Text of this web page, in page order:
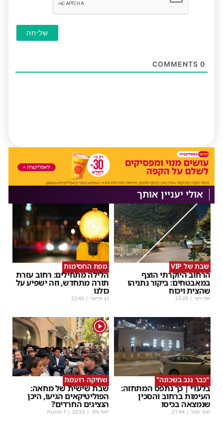
0
אולי יעניין אותך
שבת של VIP
הרחוב היוקרתי הוצף
במאבטחים: ביקור נתניהו
שהצית ויכוח
יוסי וינר |
23:28
מפת החסימות
הלילה מתחילים: רחוב עזרת
תורה מתחדש, וזה ישפיע על
כולנו
דב אייזנר |
22:46
"כבר גנב בשכונה"
בלעדי | כך נתפס המתחזה:
העימות ברחוב והסכין
שנמצאה בכיסו
חנוך פוגל |
21:44
1
שתיקה רועמת
שבת שישית של מחאה:
הפוליטיקאים הגיעו, היכן
הנציגים החרדים?
יואל וולך |
20:55 | 1 תגובות